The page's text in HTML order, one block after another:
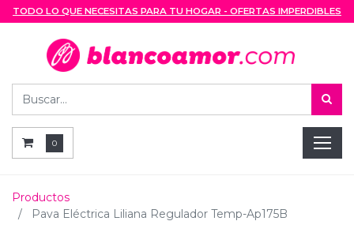
TODO LO QUE NECESITAS PARA TU HOGAR - OFERTAS IMPERDIBLES
0
Productos
Pava Eléctrica Liliana Regulador Temp-Ap175B